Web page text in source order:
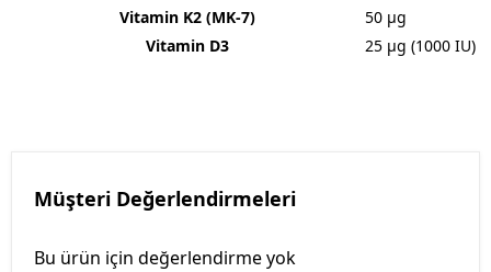
Vitamin K2 (MK-7)
50 μg
Vitamin D3
25 μg (1000 IU)
Müşteri Değerlendirmeleri
Bu ürün için değerlendirme yok